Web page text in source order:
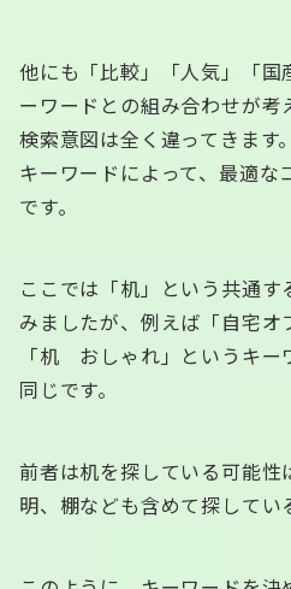
他にも「比較」「人気」「国
ーワードとの組み合わせが
検索意図は全く違ってきます。
キーワードによって、最適な
です。
ここでは「机」という共通
みましたが、例えば「自宅
「机 おしゃれ」というキー
同じです。
前者は机を探している可能性
明、棚なども含めて探してい